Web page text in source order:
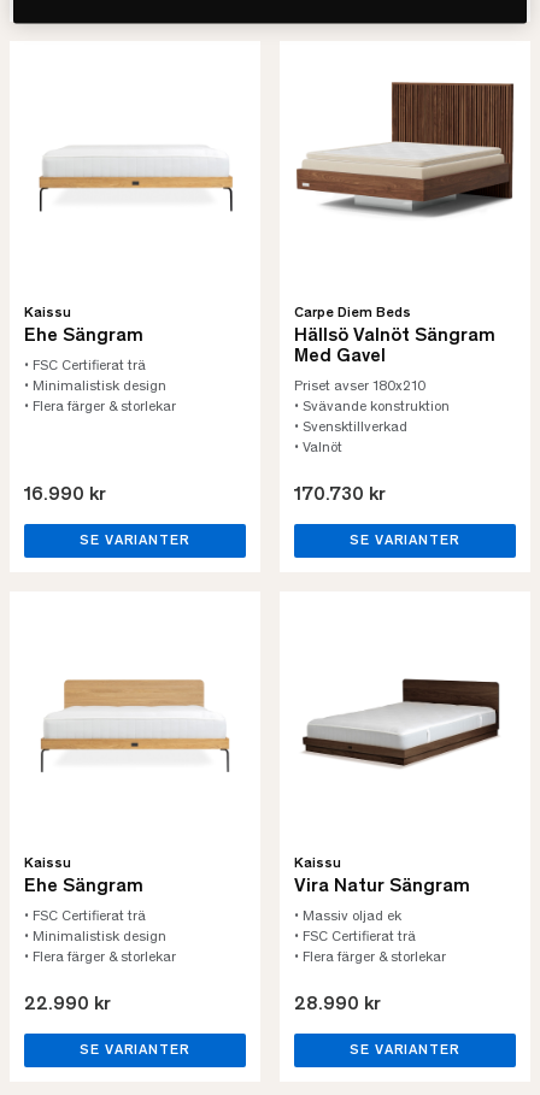
Kaissu
Ehe Sängram
• FSC Certifierat trä
• Minimalistisk design
• Flera färger & storlekar
16.990 kr
SE VARIANTER
Carpe Diem Beds
Hällsö Valnöt Sängram
Med Gavel
Priset avser 180x210
• Svävande konstruktion
• Svensktillverkad
• Valnöt
170.730 kr
SE VARIANTER
Kaissu
Ehe Sängram
• FSC Certifierat trä
• Minimalistisk design
• Flera färger & storlekar
22.990 kr
SE VARIANTER
Kaissu
Vira Natur Sängram
• Massiv oljad ek
• FSC Certifierat trä
• Flera färger & storlekar
28.990 kr
SE VARIANTER